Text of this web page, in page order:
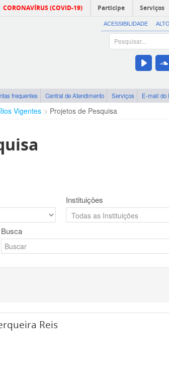
CORONAVÍRUS (COVID-19) Participe Serviços
ACESSIBILIDADE
frequentes Central de Atendimento Serviços E-mail do
Vigentes Projetos de Pesquisa
Instituições
Busca
Reis